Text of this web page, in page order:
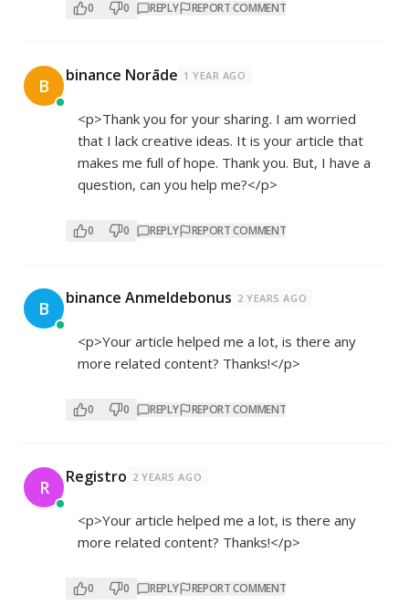
0 0 REPLY REPORT COMMENT
B binance Norāde 1 YEAR AGO
<p>Thank you for your sharing. I am worried
that I lack creative ideas. It is your article that
makes me full of hope. Thank you. But, I have a
question, can you help me?</p>
0 0 REPLY REPORT COMMENT
B binance Anmeldebonus 2 YEARS AGO
<p>Your article helped me a lot, is there any
more related content? Thanks!</p>
0 0 REPLY REPORT COMMENT
R Registro 2 YEARS AGO
<p>Your article helped me a lot, is there any
more related content? Thanks!</p>
0 0 REPLY REPORT COMMENT